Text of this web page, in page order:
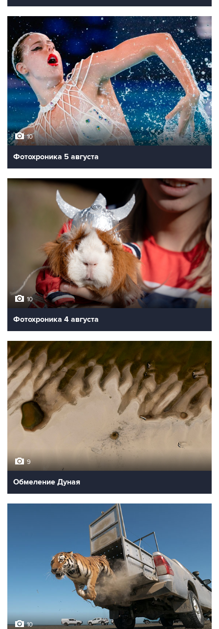
10
Фотохроника 5 августа
10
Фотохроника 4 августа
9
Обмеление Дуная
10